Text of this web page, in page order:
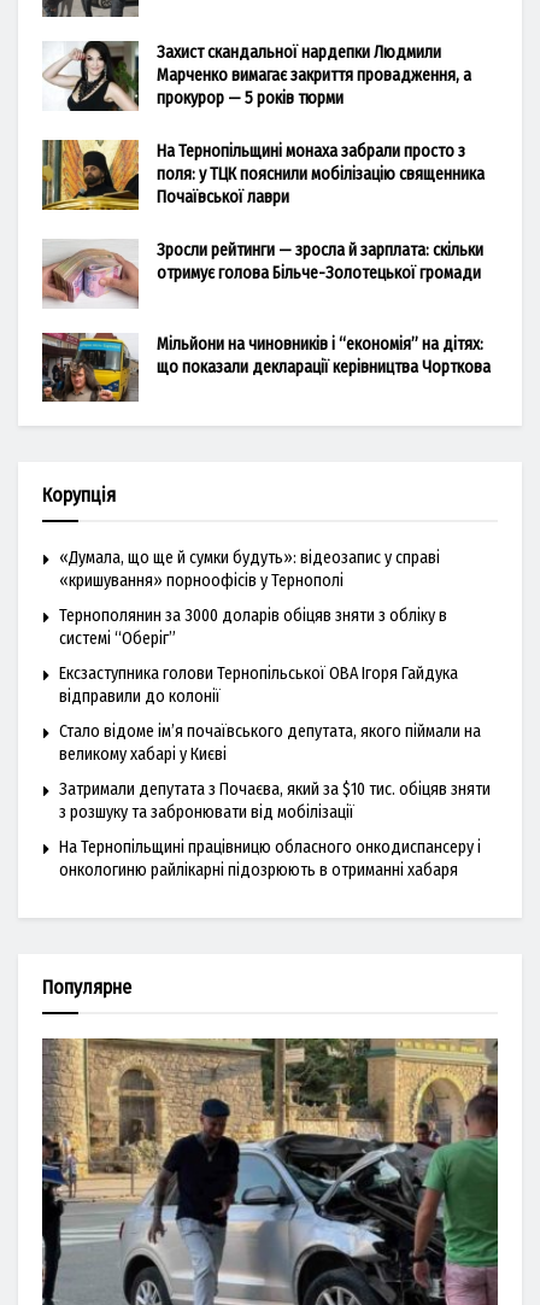
Захист скандальної нардепки Людмили
Марченко вимагає закриття провадження, а
прокурор — 5 років тюрми
На Тернопільщині монаха забрали просто з
поля: у ТЦК пояснили мобілізацію священника
Почаївської лаври
Зросли рейтинги — зросла й зарплата: скільки
отримує голова Більче-Золотецької громади
Мільйони на чиновників і “економія” на дітях:
що показали декларації керівництва Чорткова
Корупція
«Думала, що ще й сумки будуть»: відеозапис у справі
«кришування» порноофісів у Тернополі
Тернополянин за 3000 доларів обіцяв зняти з обліку в
системі “Оберіг”
Ексзаступника голови Тернопільської ОВА Ігоря Гайдука
відправили до колонії
Стало відоме ім’я почаївського депутата, якого піймали на
великому хабарі у Києві
Затримали депутата з Почаєва, який за $10 тис. обіцяв зняти
з розшуку та забронювати від мобілізації
На Тернопільщині працівницю обласного онкодиспансеру і
онкологиню райлікарні підозрюють в отриманні хабаря
Популярне